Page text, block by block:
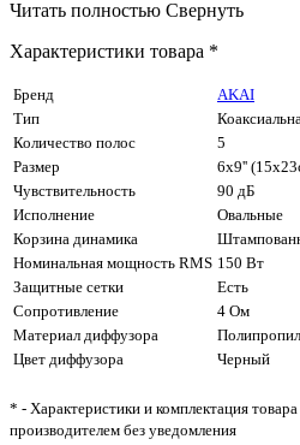
Читать полностью Свернуть
Характеристики товара *
Бренд
AKAI
Тип
Количество полос
5
Размер
6x9''
Чувствительность
90 дБ
Исполнение
Овальные
Корзина динамика
Номинальная мощность RMS 150 Вт
Защитные сетки
Есть
Сопротивление
4 Ом
Материал диффузора
Цвет диффузора
Черный
* - Характеристики и комплектация
производителем без уведомления